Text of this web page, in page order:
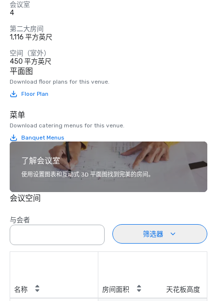
会议室
4
第二大房间
1,116 平方英尺
空间（室外）
450 平方英尺
平面图
Download floor plans for this venue.
Floor Plan
菜单
Download catering menus for this venue.
Banquet Menus
了解会议室
使用设置图表和互动式 3D 平面图找到完美的房间。
会议空间
与会者
筛选器
名称 房间面积 天花板高度